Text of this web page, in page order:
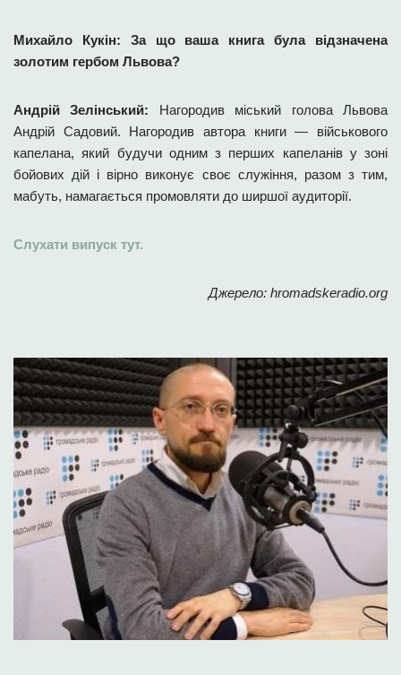
Михайло Кукін: За що ваша книга була відзначена
золотим гербом Львова?
Андрій Зелінський: Нагородив міський голова Львова
Андрій Садовий. Нагородив автора книги — військового
капелана, який будучи одним з перших капеланів у зоні
бойових дій і вірно виконує своє служіння, разом з тим,
мабуть, намагається промовляти до ширшої аудиторії.
Слухати випуск тут.
Джерело: hromadskeradio.org